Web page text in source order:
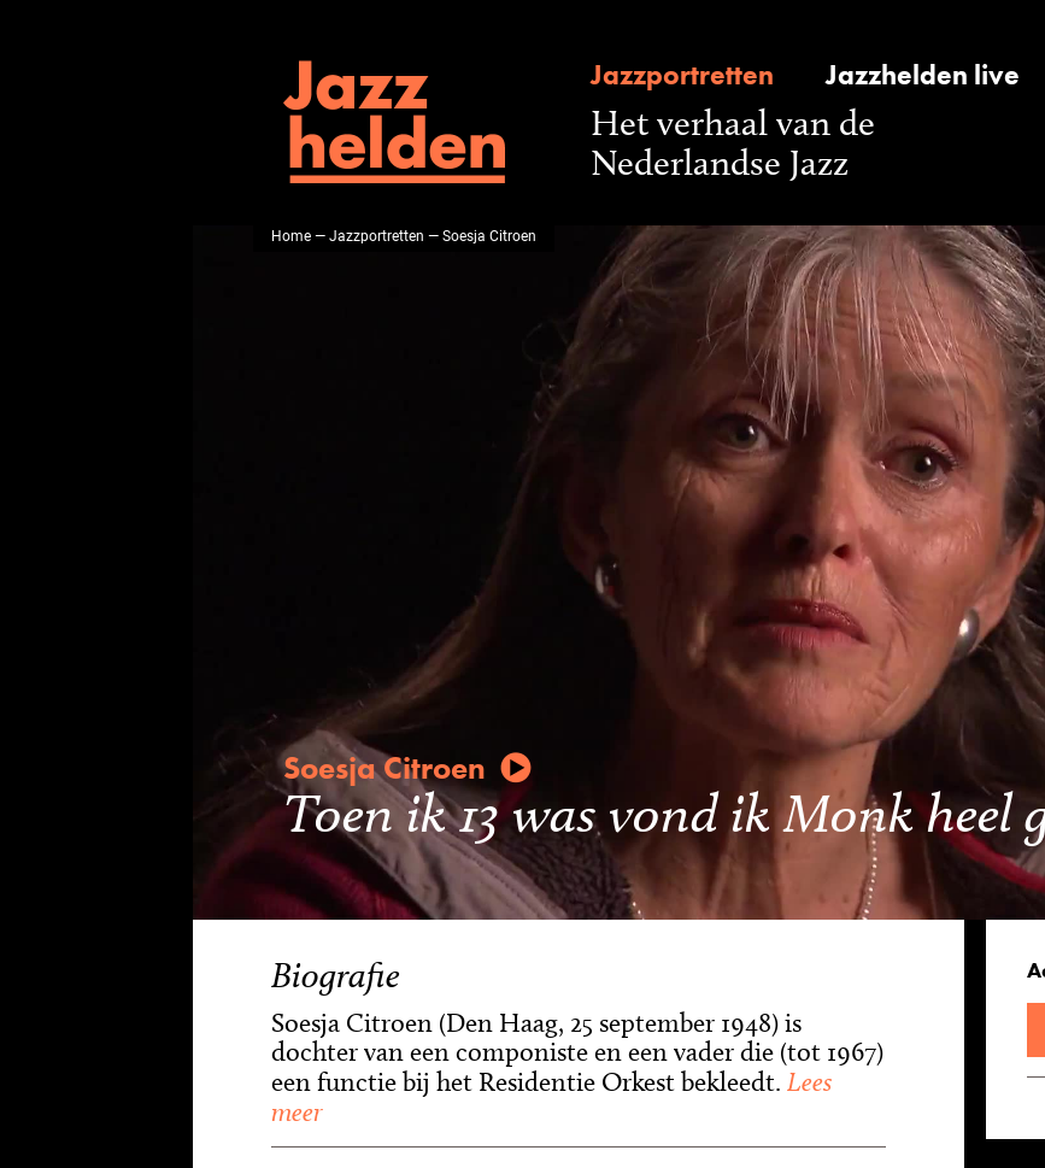
Jazzportretten Jazzhelden live
Het verhaal van de
Nederlandse Jazz
Home—Jazzportretten — Soesja Citroen
Soesja Citroen
Toen ik 13 was vond ik Monk heel
Biografie
Soesja Citroen (Den Haag, 25 september 1948) is
dochter van een componiste en een vader die (tot 1967)
een functie bij het Residentie Orkest bekleedt. Lees
meer